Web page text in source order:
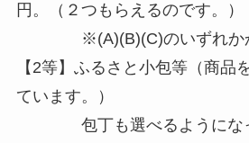
円。（２つもらえるのです。）
※(A)(B)(C)のいずれかか
【2等】ふるさと小包等（商品
ています。）
包丁も選べるようになっ